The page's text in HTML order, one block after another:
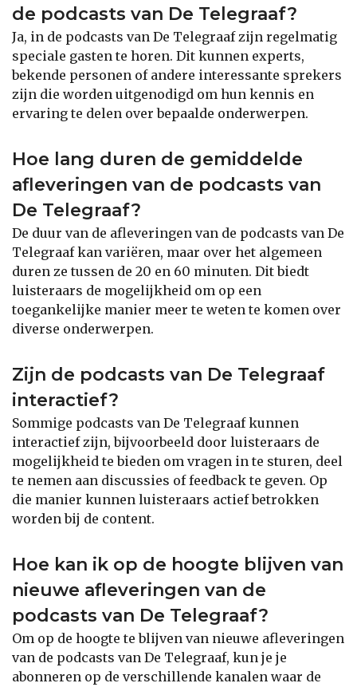
de podcasts van De Telegraaf?
Ja, in de podcasts van De Telegraaf zijn regelmatig
speciale gasten te horen. Dit kunnen experts,
bekende personen of andere interessante sprekers
zijn die worden uitgenodigd om hun kennis en
ervaring te delen over bepaalde onderwerpen.
Hoe lang duren de gemiddelde
afleveringen van de podcasts van
De Telegraaf?
De duur van de afleveringen van de podcasts van De
Telegraaf kan variëren, maar over het algemeen
duren ze tussen de 20 en 60 minuten. Dit biedt
luisteraars de mogelijkheid om op een
toegankelijke manier meer te weten te komen over
diverse onderwerpen.
Zijn de podcasts van De Telegraaf
interactief?
Sommige podcasts van De Telegraaf kunnen
interactief zijn, bijvoorbeeld door luisteraars de
mogelijkheid te bieden om vragen in te sturen, deel
te nemen aan discussies of feedback te geven. Op
die manier kunnen luisteraars actief betrokken
worden bij de content.
Hoe kan ik op de hoogte blijven van
nieuwe afleveringen van de
podcasts van De Telegraaf?
Om op de hoogte te blijven van nieuwe afleveringen
van de podcasts van De Telegraaf, kun je je
abonneren op de verschillende kanalen waar de